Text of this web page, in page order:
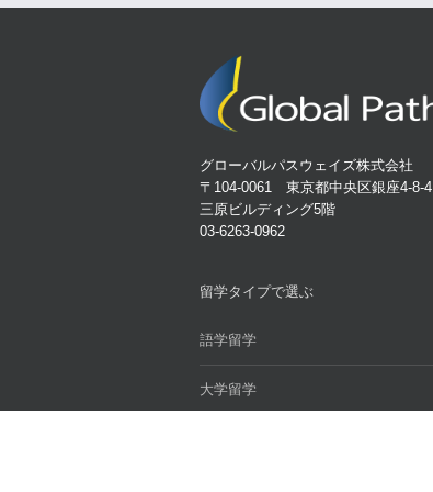
グローバルパスウェイズ株式会社
〒104-0061 東京都中央区銀座4-8-4
三原ビルディング5階
03-6263-0962
留学タイプで選ぶ
語学留学
大学留学